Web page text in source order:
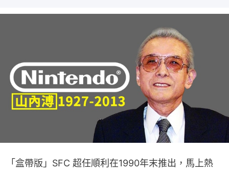
「盒帶版」SFC 超任順利在1990年末推出，馬上熱